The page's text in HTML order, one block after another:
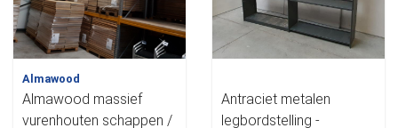
Almawood
Almawood massief
vurenhouten schappen /
Antraciet metalen
legbordstelling -